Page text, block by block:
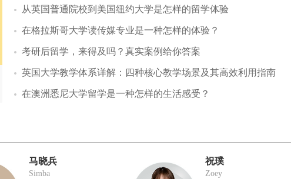
从英国普通院校到美国纽约大学是怎样的留学体验
在格拉斯哥大学读传媒专业是一种怎样的体验？
考研后留学，来得及吗？真实案例给你答案
英国大学教学体系详解：四种核心教学场景及其高效利用指南
在澳洲悉尼大学留学是一种怎样的生活感受？
马晓兵
Simba
祝璞
Zoey